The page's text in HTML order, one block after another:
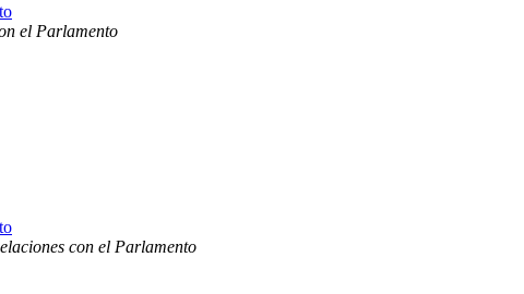
el Parlamento
con el Parlamento